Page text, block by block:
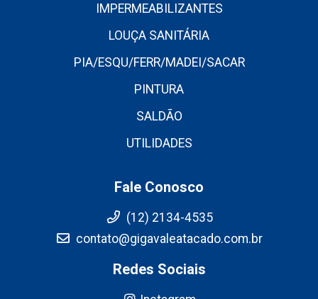
IMPERMEABILIZANTES
LOUÇA SANITÁRIA
PIA/ESQU/FERR/MADEI/SACAR
PINTURA
SALDÃO
UTILIDADES
Fale Conosco
(12) 2134-4535
contato@gigavaleatacado.com.br
Redes Sociais